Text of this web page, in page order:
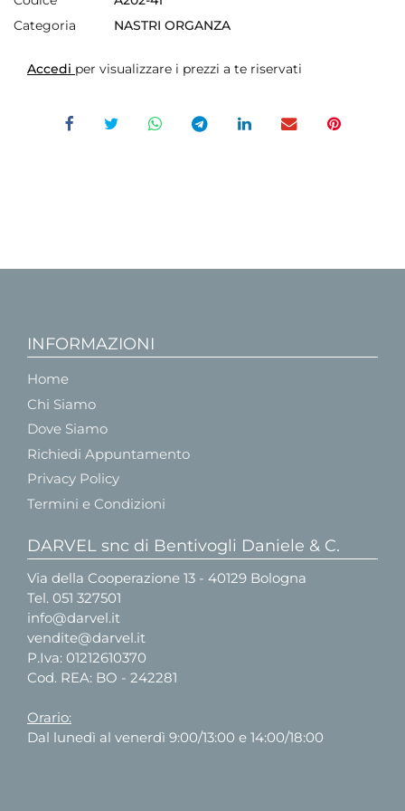
Categoria
NASTRI ORGANZA
Accedi per visualizzare i prezzi a te riservati
INFORMAZIONI
Home
Chi Siamo
Dove Siamo
Richiedi Appuntamento
Privacy Policy
Termini e Condizioni
DARVEL snc di Bentivogli Daniele & C.
Via della Cooperazione 13 - 40129 Bologna
Tel. 051 327501
info@darvel.it
vendite@darvel.it
P.Iva: 01212610370
Cod. REA: BO - 242281
Orario:
Dal lunedì al venerdì 9:00/13:00 e 14:00/18:00